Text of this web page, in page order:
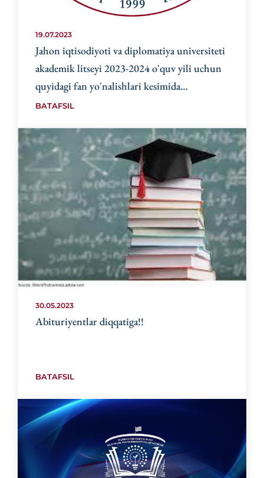
19.07.2023
Jahon iqtisodiyoti va diplomatiya universiteti
akademik litseyi 2023-2024 o'quv yili uchun
quyidagi fan yo'nalishlari kesimida
o'qituvchilarni ishga taklif qiladi:
BATAFSIL
30.05.2023
Abituriyentlar diqqatiga!!
BATAFSIL